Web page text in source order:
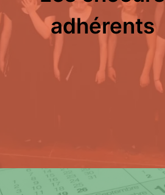
adhérents